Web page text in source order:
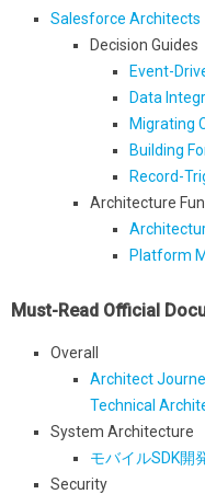
Salesforce Architects
Decision Guides
Event-
Data
Migrating
Building
Record-
Architecture
Platform
Must-Read Official
Overall
Architect
Technical
System Architecture
モバイルSDK開
Security